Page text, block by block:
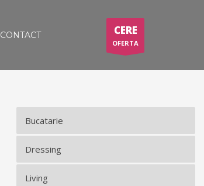
CONTACT CERE
OFERTA
Bucatarie
Dressing
Living